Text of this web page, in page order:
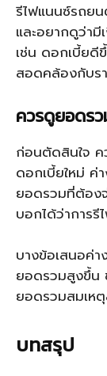
รีไฟแนนซ์รถยน
และอยากดูว่ามี
เช่น ดอกเบี้ยดี
สอดคล้องกับร
ควรดูยอดร
ก่อนตัดสินใจ
ดอกเบี้ยใหม่ ค่
ยอดรวมที่ต้อง
บอกได้ว่าการ
บางข้อเสนอค่
ยอดรวมสูงขึ้น
ยอดรวมสมเห
บทสรุป